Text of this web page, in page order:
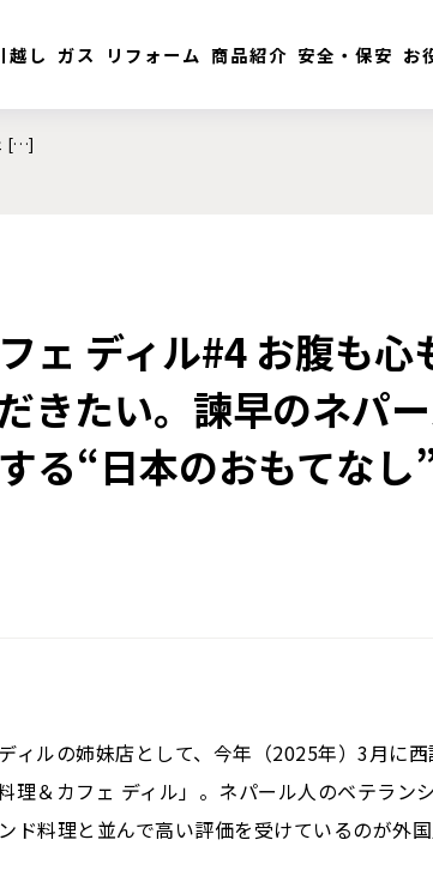
越し ガス リフォーム 商品紹介 安全・保安 お
[…]
ェ ディル#4 お腹も心
きたい。諫早のネパ
る“日本のおもてなし
ィルの姉妹店として、今年（2025年）3月に
理＆カフェ ディル」。ネパール人のベテラン
ド料理と並んで高い評価を受けているのが外